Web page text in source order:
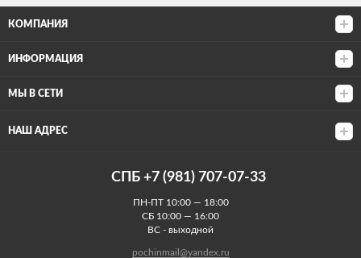
КОМПАНИЯ
ИНФОРМАЦИЯ
МЫ В СЕТИ
НАШ АДРЕС
СПБ +7 (981) 707-07-33
ПН-ПТ 10:00 — 18:00
СБ 10:00 — 16:00
ВС - выходной
pochinmail@yandex.ru